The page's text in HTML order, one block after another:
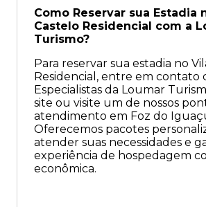
Como Reservar sua Estadia
Castelo Residencial com a
Turismo?
Para reservar sua estadia no
Residencial, entre em contato
Especialistas da Loumar
site ou visite um de nossos
atendimento em Foz do
Oferecemos pacotes
atender suas necessidades e
experiência de hospedagem
econômica.